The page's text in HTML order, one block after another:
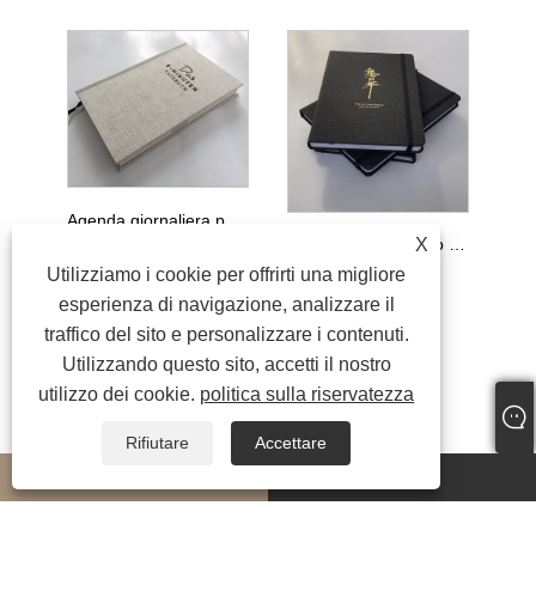
Agenda giornaliera personalizzata in lino con copertina rigida A5, design personalizzato, rilegatura con filo da cucito e confezione regalo
X
Utilizziamo i cookie per offrirti una migliore
esperienza di navigazione, analizzare il
traffico del sito e personalizzare i contenuti.
Utilizzando questo sito, accetti il ​​nostro
utilizzo dei cookie. politica sulla riservatezza
Rifiutare Accettare